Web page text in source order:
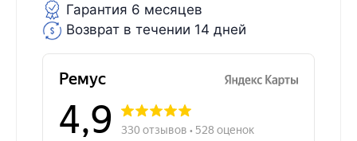
Гарантия 6 месяцев
Возврат в течении 14 дней